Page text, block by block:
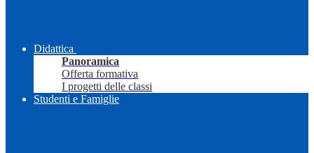
Didattica
Panoramica
Offerta formativa
I progetti delle classi
Studenti e Famiglie